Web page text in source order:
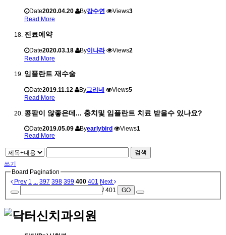
Date2020.04.20 By강수연 Views3
Read More
진료예약
Date2020.03.18 By이나라 Views2
Read More
임플란트 재수술
Date2019.11.12 By그리네 Views5
Read More
콩팓이 않좋은데... 충치및 임플란트 치료 받을수 있나요?
Date2019.05.09 Byearlybird Views1
Read More
검색
쓰기
Board Pagination
Prev 1 397 398 399 400 401 Next
/ 401
GO